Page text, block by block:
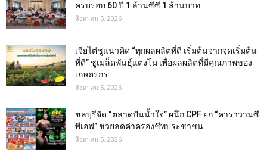
ครบรอบ 60 ปี 1 ล้านซีซี 1 ล้านบาท
สิงหาคม 5, 2026
เจียไต๋ชูแนวคิด “ทุกผลผลิตที่ดี เริ่มต้นจากจุดเริ่มต้น
ที่ดี” ชูเมล็ดพันธุ์แตงโม เพื่อผลผลิตที่มีคุณภาพของ
เกษตรกร
สิงหาคม 5, 2026
ชลบุรีจัด “ตลาดปันน้ำใจ” ผนึก CPF ยก “คาราวานซี
พีเอฟ” ช่วยลดค่าครองชีพประชาชน
สิงหาคม 5, 2026